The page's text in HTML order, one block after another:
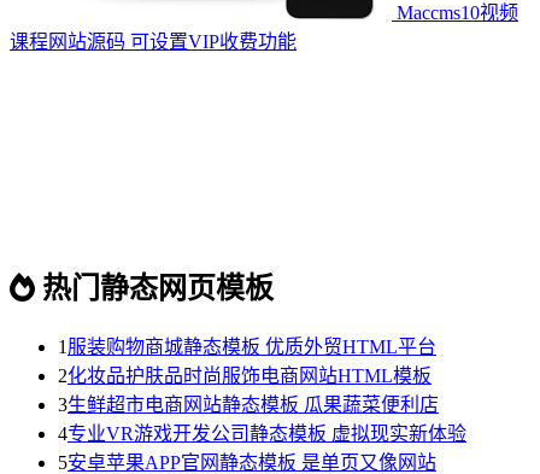
Maccms10视频
课程网站源码 可设置VIP收费功能
热门静态网页模板
1 服装购物商城静态模板 优质外贸HTML平台
2化妆品护肤品时尚服饰电商网站HTML模板
3生鲜超市电商网站静态模板 瓜果蔬菜便利店
4专业VR游戏开发公司静态模板 虚拟现实新体验
5安卓苹果APP官网静态模板 是单页又像网站